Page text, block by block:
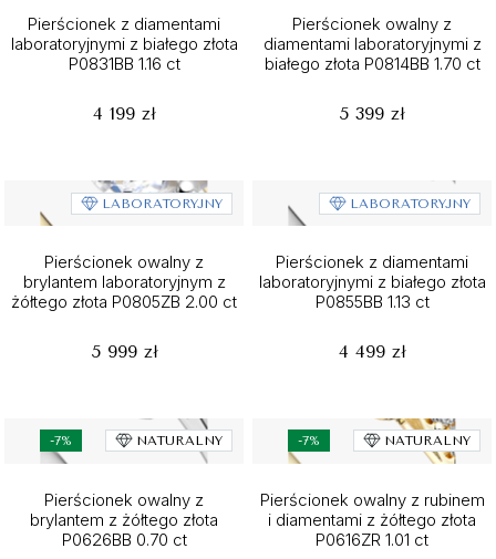
Pierścionek z diamentami
laboratoryjnymi z białego złota
P0831BB 1.16 ct
4 199 zł
Pierścionek owalny z
diamentami laboratoryjnymi z
białego złota P0814BB 1.70 ct
5 399 zł
LABORATORYJNY
Pierścionek owalny z
brylantem laboratoryjnym z
żółtego złota P0805ZB 2.00 ct
5 999 zł
LABORATORYJNY
Pierścionek z diamentami
laboratoryjnymi z białego złota
P0855BB 1.13 ct
4 499 zł
-7% NATURALNY
Pierścionek owalny z
brylantem z żółtego złota
P0626BB 0.70 ct
-7% NATURALNY
Pierścionek owalny z rubinem
i diamentami z żółtego złota
P0616ZR 1.01 ct